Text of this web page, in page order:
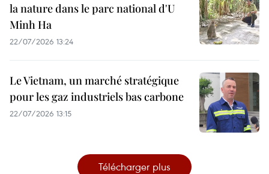
la nature dans le parc national d'U
Minh Ha
22/07/2026 13:24
Le Vietnam, un marché stratégique
pour les gaz industriels bas carbone
22/07/2026 13:15
Télécharger plus